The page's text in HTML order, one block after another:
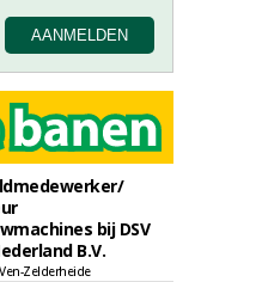
bij DSV
B.V.
Zelderheide